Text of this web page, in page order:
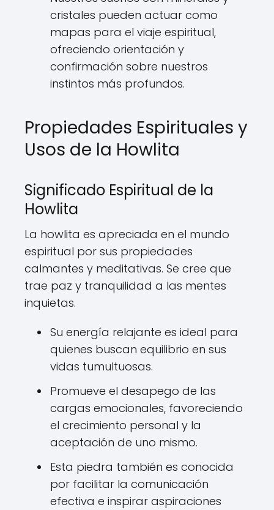
cristales pueden actuar como
mapas para el viaje espiritual,
ofreciendo orientación y
confirmación sobre nuestros
instintos más profundos.
Propiedades Espirituales y
Usos de la Howlita
Significado Espiritual de la
Howlita
La howlita es apreciada en el mundo
espiritual por sus propiedades
calmantes y meditativas. Se cree que
trae paz y tranquilidad a las mentes
inquietas.
Su energía relajante es ideal para
quienes buscan equilibrio en sus
vidas tumultuosas.
Promueve el desapego de las
cargas emocionales, favoreciendo
el crecimiento personal y la
aceptación de uno mismo.
Esta piedra también es conocida
por facilitar la comunicación
efectiva e inspirar aspiraciones